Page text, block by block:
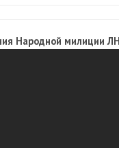
Народной милиции